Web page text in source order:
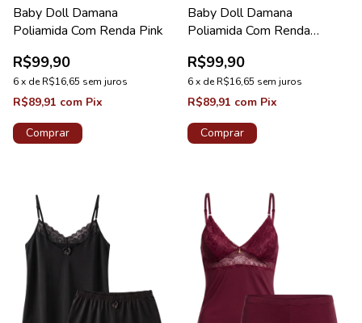
Baby Doll Damana
Poliamida Com Renda Pink
R$99,90
6x deR$16,65 sem juros
R$89,91 com Pix
Comprar
Baby Doll Damana
Poliamida Com Renda
R$99,90
6x deR$16,65 sem juros
R$89,91 com Pix
Comprar